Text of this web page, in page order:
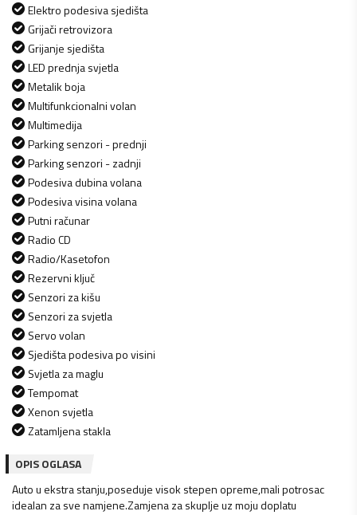
Elektro podesiva sjedišta
Grijači retrovizora
Grijanje sjedišta
LED prednja svjetla
Metalik boja
Multifunkcionalni volan
Multimedija
Parking senzori - prednji
Parking senzori - zadnji
Podesiva dubina volana
Podesiva visina volana
Putni računar
Radio CD
Radio/Kasetofon
Rezervni ključ
Senzori za kišu
Senzori za svjetla
Servo volan
Sjedišta podesiva po visini
Svjetla za maglu
Tempomat
Xenon svjetla
Zatamljena stakla
OPIS OGLASA
Auto u ekstra stanju,poseduje visok stepen opreme,mali potrosac
idealan za sve namjene.Zamjena za skuplje uz moju doplatu